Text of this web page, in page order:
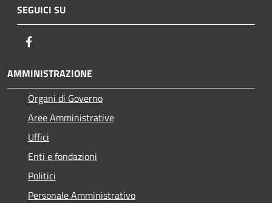
SEGUICI SU
AMMINISTRAZIONE
Organi di Governo
Aree Amministrative
Uffici
Enti e fondazioni
Politici
Personale Amministrativo